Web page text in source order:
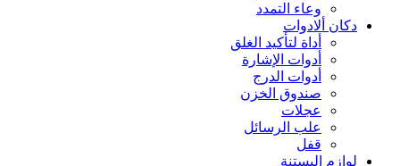
وعاء التمدد
دكان ألادوات
أداة لتأكيد الغلق
أدوات الإشارة
أدوات الدرج
صندوق الخزن
عجلات
علب الرسائل
قفل
لوازم البستنة